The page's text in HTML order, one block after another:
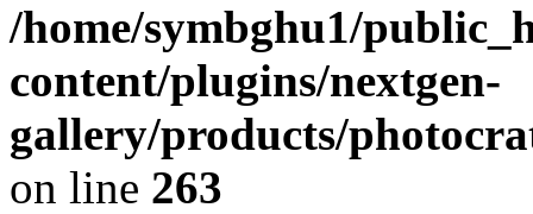
/home/symbghu1/
content/plugins/nextgen-
gallery/products/
on line 263